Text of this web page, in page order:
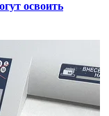
освоить